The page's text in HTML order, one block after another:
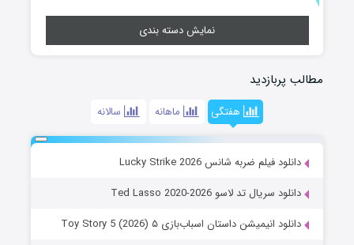
نمایش دسته بندی
مطالب پربازدید
هفتگی ماهانه سالانه
دانلود فیلم ضربه شانس Lucky Strike 2026
دانلود سریال تد لاسو Ted Lasso 2020-2026
دانلود انیمیشن داستان اسباب‌بازی ۵ Toy Story 5 (2026)